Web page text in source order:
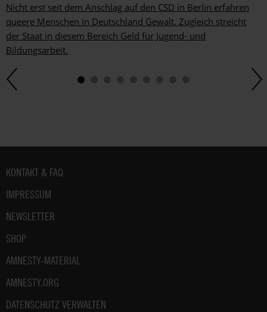
Nicht erst seit dem Anschlag auf den CSD in Berlin erfahren
queere Menschen in Deutschland Gewalt. Zugleich streicht
der Staat in diesem Bereich Geld für Jugend- und
Bildungsarbeit.
Fußbereich
KONTAKT & FAQ
IMPRESSUM
NEWSLETTER
SHOP
AMNESTY-MATERIAL
AMNESTY.ORG
DATENSCHUTZ VERWALTEN